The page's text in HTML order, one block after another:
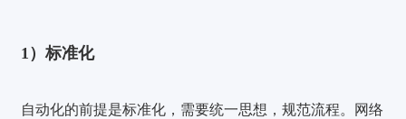
1）标准化
自动化的前提是标准化 ，需要统一思想，规范流程。网络